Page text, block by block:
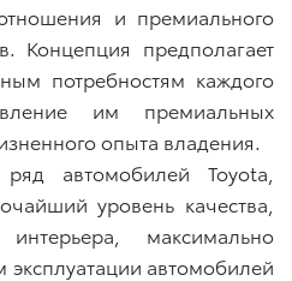
и премиального
Концепция предполагает
потребностям каждого
им премиальных
опыта владения.
автомобилей Toyota,
уровень качества,
максимально
эксплуатации автомобилей